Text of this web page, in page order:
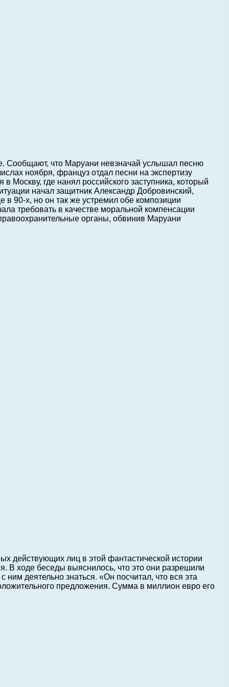
Сообщают, что Маруани невзначай услышал песню
ноября, француз отдал песни на экспертизу
Москву, где нанял российского заступника, который
начал защитник Александр Добровинский,
в 90-х, но он так же устремил обе композиции
требовать в качестве моральной компенсации
органы, обвинив Маруани
действующих лиц в этой фантастической истории
В ходе беседы выяснилось, что это они разрешили
деятельно знаться. «Он посчитал, что вся эта
предложения. Сумма в миллион евро его